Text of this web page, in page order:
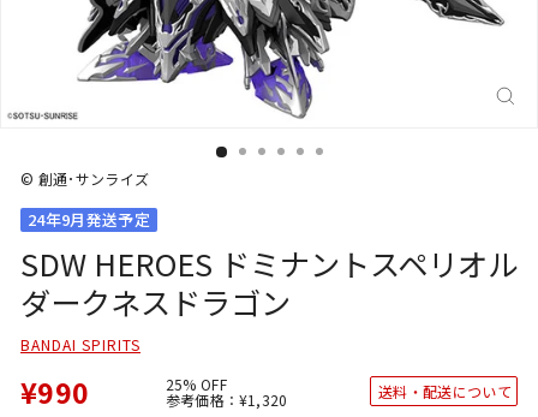
© 創通･サンライズ
24年9月発送予定
SDW HEROES ドミナントスペリオル
ダークネスドラゴン
BANDAI SPIRITS
¥990 25% OFF
参考価格：通
¥1,320 送料・配送について